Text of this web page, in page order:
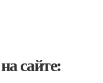
сайте: